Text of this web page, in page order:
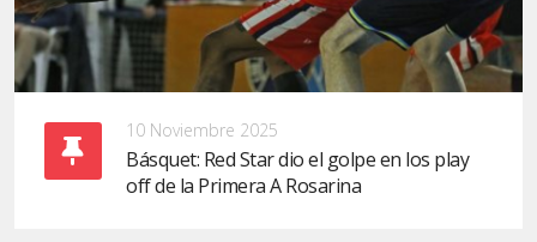
10 Noviembre 2025
Básquet: Red Star dio el golpe en los play
off de la Primera A Rosarina